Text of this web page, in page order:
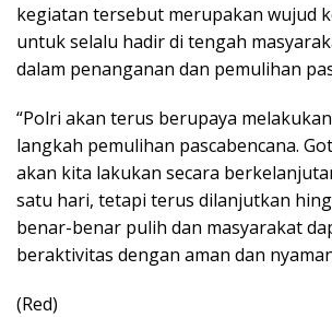
kegiatan tersebut merupakan wujud
untuk selalu hadir di tengah
dalam penanganan dan pemulihan
“Polri akan terus berupaya
langkah pemulihan pascabencana.
akan kita lakukan secara
satu hari, tetapi terus dilanjutkan
benar-benar pulih dan masyarakat
beraktivitas dengan aman dan
(Red)